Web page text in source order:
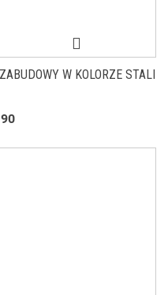
W KOLORZE STALI